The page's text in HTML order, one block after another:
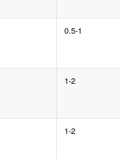
0.5-1
1-2
1-2